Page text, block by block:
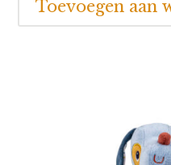
Toevoegen aan